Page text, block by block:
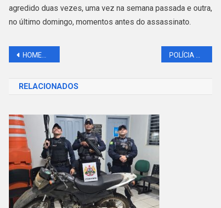
agredido duas vezes, uma vez na semana passada e outra,
no último domingo, momentos antes do assassinato.
Navegação
Post
HOMEM É MORTO A GOLPES DE CANIVETE EM ACRELÂNDIA
RELACIONADOS